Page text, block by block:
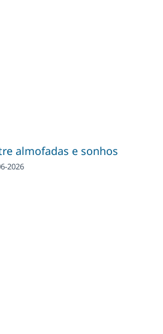
almofadas e sonhos
2026